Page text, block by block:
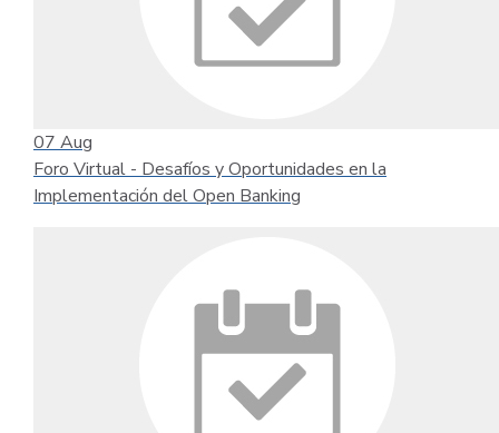
07 Aug
Foro Virtual - Desafíos y Oportunidades en la
Implementación del Open Banking